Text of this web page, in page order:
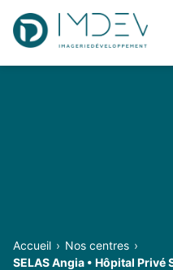
Accueil
Nos centres
SELAS Angia • Hôpital Privé